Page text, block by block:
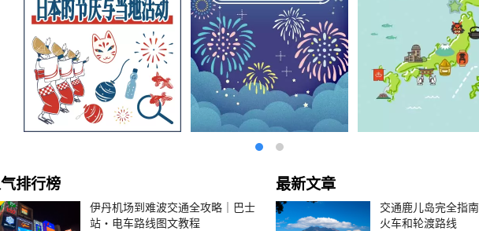
排行榜
伊丹机场到难波交通全攻略｜巴士
站・电车路线图文教程
最新文章
交通鹿儿岛完全指南
火车和轮渡路线